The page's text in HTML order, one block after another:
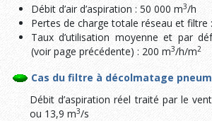
Débit d’air d’aspiration : 50 000 m3/h
Pertes de charge totale réseau et filtre
Taux d’utilisation moyenne et par
(voir page précédente) : 200 m3/h/m2
Cas du filtre à décolmatage
Débit d’aspiration réel traité par le
ou 13,9 m3/s